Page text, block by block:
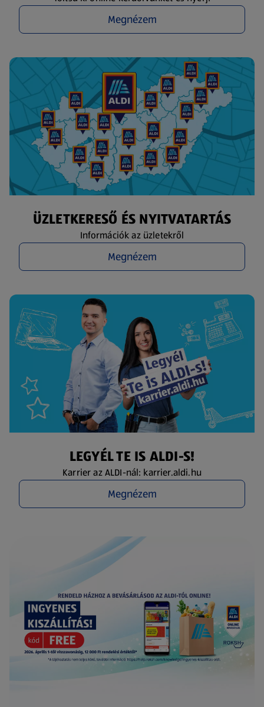
Megnézem
ÜZLETKERESŐ ÉS NYITVATARTÁS
Információk az üzletekről
Megnézem
LEGYÉL TE IS ALDI-S!
Karrier az ALDI-nál: karrier.aldi.hu
Megnézem